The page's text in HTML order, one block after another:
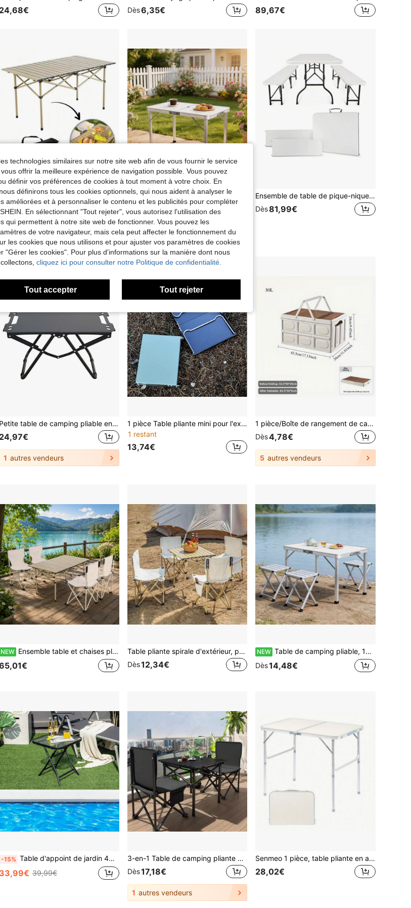
24,68€
Dès6,35€ 89,67€
「Table de camping pliante portable d'extérieur en alliage d'aluminium, table de pique-nique, table de barbecue, table pliable et rétractable, petite table portable domestique, table de stand multifonctionnelle, combinaison table et chaise autonomes, table pliante simple, imperméable et résistante à la saleté, légère, fournitures de camping de voyage, table pliante de rangement pratique」
restant
2 autres vendeurs
NEW Table pliante portable d'extérieur 120*70cm, bureau pliable en aluminium blanc pour jardin, pique-nique, barbecue, étal de vendeur de rue
Dès14,48€
Ensemble de table de pique-nique et bancs pliables portables pour l'extérieur, table de 180*74cm de long avec 2 bancs pliables, table et chaises de camping
Dès81,99€
Petite table de camping pliable en acier au carbone robuste – idéale pour une utilisation intérieure et extérieure, par exemple au jardin, lors de pique-niques ou de barbecues. Sac de transport inclus.
24,97€
1 autres vendeurs
1 pièce Table pliante mini pour l'extérieur, table de camping portable en alliage d'aluminium, table de pique-nique résistante à la chaleur, table de cuisson légère et compacte pour les voyages, les barbecues, les pique-niques et les road trips, essentielle pour le camping, cadeau pour la fête des pères, équipement de camping, accessoires indispensables pour les road trips, nécessité pour l'été en extérieur
1 restant
13,74€
1 pièce/Boîte de rangement de camping pliable avec couvercle en bois - Organisateur de coffre de voiture pliable, convient pour le pique-nique en plein air, le barbecue, la pêche et l'équipement de chasse, boîte de rangement portable multifonctionnelle, peut stocker les jouets, les collations, les articles essentiels de voiture, essentiel de camping printemps 2026
Dès4,78€
5 autres vendeurs
NEW Ensemble table et chaises pliables extra larges 5 pièces pour l'extérieur, portable pour le camping, le pique-nique, les voyages en autonomie. Taille de la table : 120 * 52 * 50 CM
Table pliante spirale d'extérieur, portable, pour le camping, le barbecue, table pliante épaissie, camping d'extérieur, chaise pliante portable pliable, peinture d'art, chaise de loisirs pour pique-nique, étudiant en art, chaise de pêche
Dès12,34€
NEW Table de camping pliable, 120*70cm, bureau blanc portable à plateau séparé pliable pour pique-nique et barbecue
Dès14,48€
-15% Table d'appoint de jardin 46,5 x 46,5 cm, table de jardin pliable en métal et verre trempé, petite table de balcon, résistante aux intempéries, table de bistro, table basse, table à manger d'extérieur pour balcon, jardin, terrasse.
33,99€ 39,99€
3-en-1 Table de camping pliante ultra-légère, convient pour la cour, la pêche, la randonnée, le pique-nique, le camping, la plage, le barbecue, le parc et plus encore. Ensemble portable de table et chaise de randonnée avec sac de rangement, équipement de camping, accessoires de camping
Dès17,18€
1 autres vendeurs
Senmeo 1 pièce, table pliante en aluminium avec plateau en plastique, réglable en hauteur, légère et portable, polyvalente pour pique-nique/fêtes/barbecue, gain de place et stable.
28,02€
technologies similaires sur notre site web afin de vous fournir le service
offrir la meilleure expérience de navigation possible. Vous pouvez
définir vos préférences de cookies à tout moment à votre choix. En
définirons tous les cookies optionnels, qui nous aident à analyser le
améliorées et à personnaliser le contenu et les publicités pour compléter
En sélectionnant "Tout rejeter", vous autorisez l'utilisation des
qui permettent à notre site web de fonctionner. Vous pouvez les
de votre navigateur, mais cela peut affecter le fonctionnement du
les cookies que nous utilisons et pour ajuster vos paramètres de cookies
"Gérer les cookies". Pour plus d'informations sur la manière dont nous
cliquez ici pour consulter notre Politique de confidentialité.
Tout accepter Tout rejeter